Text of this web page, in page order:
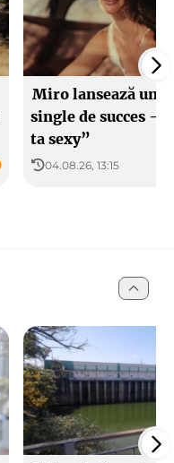
Miro lansează un
single de succes –
ta sexy”
04.08.26, 13:15